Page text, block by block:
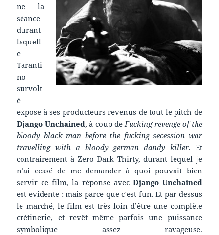
ne la
séance
durant
laquell
e
Taranti
no
survolt
é
expose à ses producteurs revenus de tout le pitch de
Django Unchained, à coup deFucking revenge of the
bloody black man before the fucking secession war
travelling with a bloody german dandy killer. Et
contrairement à Zero Dark Thirty, durant lequel je
n’ai cessé de me demander à quoi pouvait bien
servir ce film, la réponse avec Django Unchained
est évidente : mais parce que c’est fun. Et par dessus
le marché, le film est très loin d’être une complète
crétinerie, et revêt même parfois une puissance
symbolique assez ravageuse.